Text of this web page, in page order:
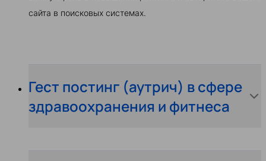
сайта в поисковых системах.
Гест постинг (аутрич) в сфере
здравоохранения и фитнеса